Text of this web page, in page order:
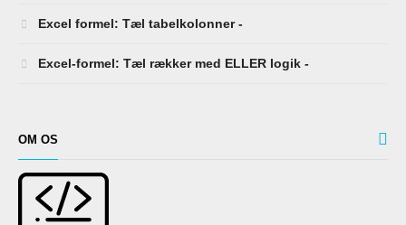
Excel formel: Tæl tabelkolonner -
Excel-formel: Tæl rækker med ELLER logik -
OM OS